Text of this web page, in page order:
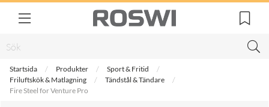
Startsida Produkter
Sport & Fritid
Friluftskök & Matlagning
Tändstål & Tändare
Fire Steel for Venture Pro